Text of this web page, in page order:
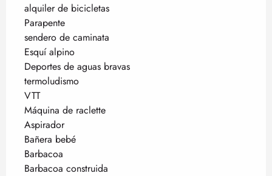
alquiler de bicicletas
Parapente
sendero de caminata
Esquí alpino
Deportes de aguas bravas
termoludismo
VTT
Máquina de raclette
Aspirador
Bañera bebé
Barbacoa
Barbacoa construida